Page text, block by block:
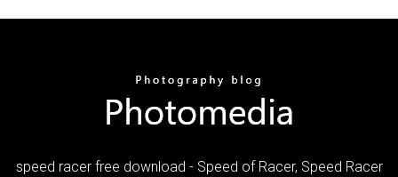
speed racer free download - Speed of Racer, Speed Racer